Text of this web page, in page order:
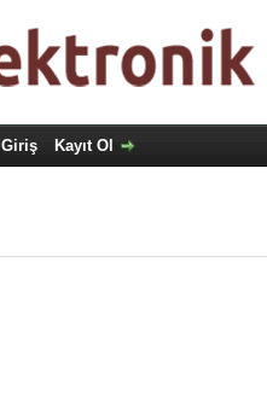
Giriş Kayıt Ol